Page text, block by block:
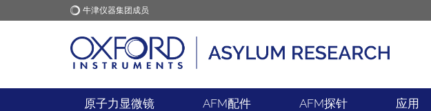
牛津仪器集团成员
牛津仪器 应用
原子力显微镜 AFM配件 AFM探针 应用